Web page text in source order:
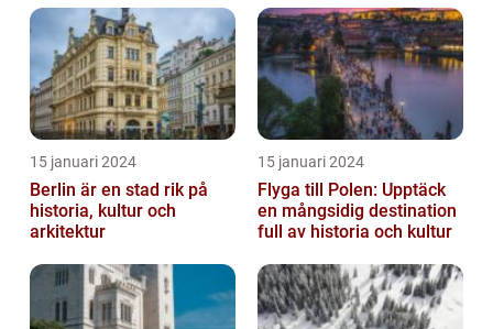
15 januari 2024
Berlin är en stad rik på
historia, kultur och
arkitektur
15 januari 2024
Flyga till Polen: Upptäck
en mångsidig destination
full av historia och kultur